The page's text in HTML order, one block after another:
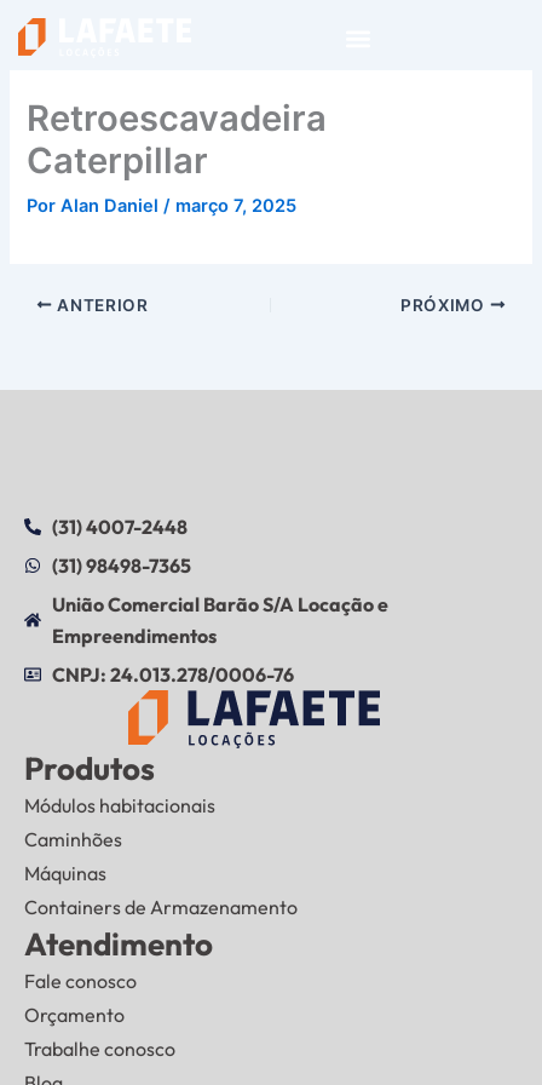
conteúdo
Retroescavadeira
Caterpillar
PorAlan Daniel/ março 7, 2025
ANTERIOR PRÓXIMO
(31) 4007-2448
(31) 98498-7365
União Comercial Barão S/A Locação e
Empreendimentos
CNPJ: 24.013.278/0006-76
Produtos
Módulos habitacionais
Caminhões
Máquinas
Containers de Armazenamento
Atendimento
Fale conosco
Orçamento
Trabalhe conosco